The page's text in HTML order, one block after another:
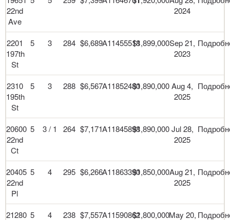
22nd
Ave
2024
2201
197th
St
5 3 284 $6,689A11455518$1,899,000Sep 21,
2023
2310
195th
St
5 3 288 $6,567A11852480$1,890,000 Aug 4,
2025
20600
22nd
Ct
5 3 / 1 264 $7,171A11845898$1,890,000Jul 28,
2025
20405
22nd
Pl
5 4 295 $6,266A11863390$1,850,000Aug 21,
2025
21280 5 4 238 $7,557A11590862$1,800,000May 20,